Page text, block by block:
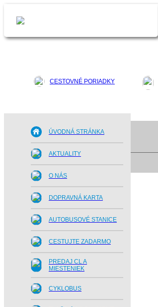
CESTOVNÉ PORIADKY
ÚVODNÁ STRÁNKA
AKTUALITY
O NÁS
DOPRAVNÁ KARTA
AUTOBUSOVÉ STANICE
CESTUJTE ZADARMO
PREDAJ CL A
MIESTENIEK
CYKLOBUS